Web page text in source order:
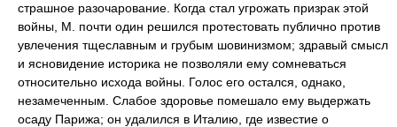
страшное разочарование. Когда стал угрожать призрак этой
войны, М. почти один решился протестовать публично против
увлечения тщеславным и грубым шовинизмом; здравый смысл
и ясновидение историка не позволяли ему сомневаться
относительно исхода войны. Голос его остался, однако,
незамеченным. Слабое здоровье помешало ему выдержать
осаду Парижа; он удалился в Италию, где известие о